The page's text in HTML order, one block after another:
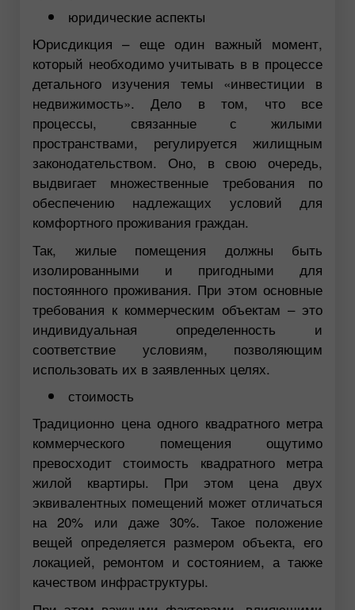
юридические аспекты
Юрисдикция – еще один важный момент,
который необходимо учитывать в в процессе
детального изучения темы «инвестиции в
недвижимость». Дело в том, что все
процессы, связанные с жилыми
пространствами, регулируется жилищным
законодательством. Оно, в свою очередь,
выдвигает множественные требования по
обеспечению надлежащих условий для
комфортного проживания граждан.
Так, жилые помещения должны быть
изолированными и пригодными для
постоянного проживания. При этом основные
требования к коммерческим объектам – это
индивидуальная определенность и
соответствие условиям, позволяющим
использовать их в заявленных целях.
стоимость
Традиционно цена одного квадратного метра
коммерческого помещения ощутимо
превосходит стоимость квадратного метра
жилой квартиры. При этом цена двух
эквивалентных помещений может отличаться
на 20% или даже 30%. Такое положение
вещей определяется размером объекта, его
локацией, ремонтом и состоянием, а также
качеством инфраструктуры.